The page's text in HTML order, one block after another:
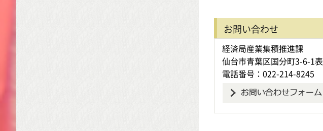
お問い合わせ
経済局産業集積推進課
仙台市青葉区国分町3-6-1
電話番号：022-214-8245